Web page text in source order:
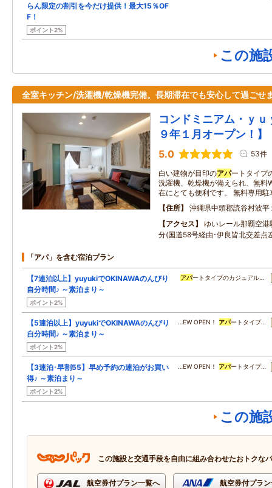
らん限定の割引を今だけ提供！最大15％OF
F！
ポイント2%
この施
全室キッチン/洗濯機/乾燥機完備。長期滞在でも安心して過ごせ
コンドミニアム・ｙ
９年１月オープン！】
5.0 53件
白い建物が目印のアパートタイプ
洗濯機、乾燥機が備えられ、無料
在にとても便利です。 無料専用
住所
沖縄県中頭郡読谷村波平
アクセス
ゆいレール那覇空
分(国道58号経由･伊良皆北交差点
「アパ」を含む宿泊プラン
【7連泊以上】yuyukiでOKINAWAのんびり
自分時間♪ ～素泊まり～
ポイント2%
アパートタイプのカジュアル…
【5連泊以上】yuyukiでOKINAWAのんびり
自分時間♪ ～素泊まり～
ポイント2%
…EW OPEN！ アパートタイプ…
【3連泊･早割55】早め予約の連泊がお買い
得♪ ～素泊まり～
ポイント2%
…EW OPEN！ アパートタイプ…
この施
この施設と交通手段を自由に組み合わせたおトクな
航空券付プラン一覧へ 航空券付プラ